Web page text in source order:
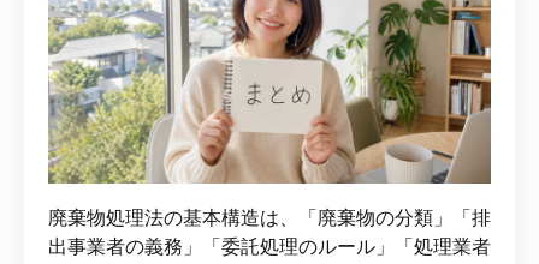
廃棄物処理法の基本構造は、「廃棄物の分類」「排
出事業者の義務」「委託処理のルール」「処理業者